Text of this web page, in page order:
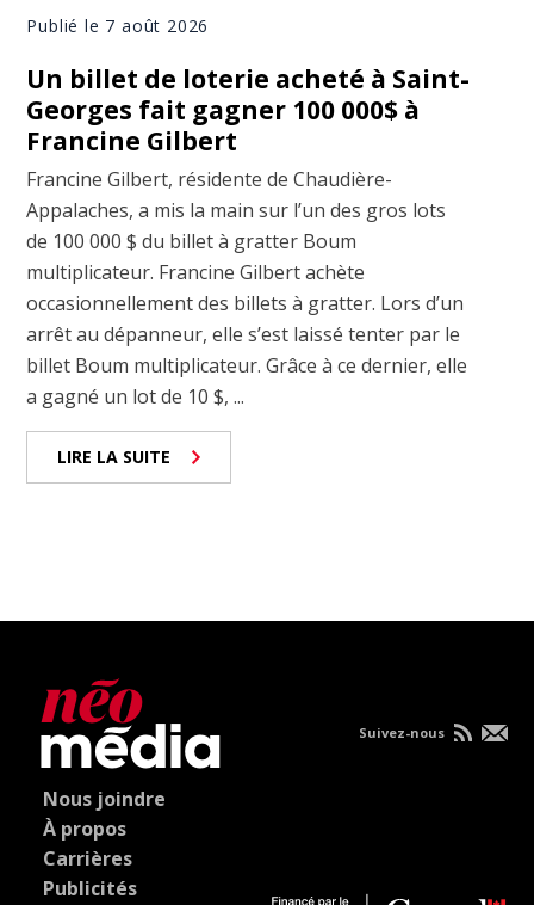
Publié le 7 août 2026
Un billet de loterie acheté à Saint-
Georges fait gagner 100 000$ à
Francine Gilbert
Francine Gilbert, résidente de Chaudière-
Appalaches, a mis la main sur l’un des gros lots
de 100 000 $ du billet à gratter Boum
multiplicateur. Francine Gilbert achète
occasionnellement des billets à gratter. Lors d’un
arrêt au dépanneur, elle s’est laissé tenter par le
billet Boum multiplicateur. Grâce à ce dernier, elle
a gagné un lot de 10 $, ...
LIRE LA SUITE
Nous joindre
À propos
Carrières
Publicités
Suivez-nous